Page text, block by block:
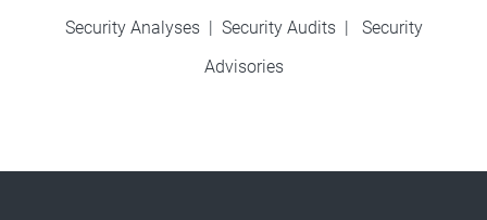
Security Analyses | Security Audits| Security
Advisories